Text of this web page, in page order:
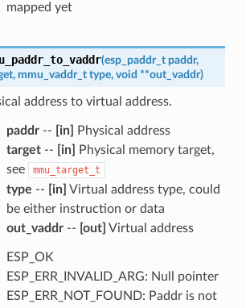
mapped yet
(esp_paddr_t paddr,
, mmu_vaddr_t type, void **out_vaddr)
address to virtual address.
paddr-- [in]
Physical address
target-- [in]
Physical memory target,
see
mmu_target_t
type -- [in] Virtual address type, could
be either instruction or data
out_vaddr-- [out] Virtual address
ESP_OK
ESP_ERR_INVALID_ARG: Null pointer
ESP_ERR_NOT_FOUND: Paddr is not